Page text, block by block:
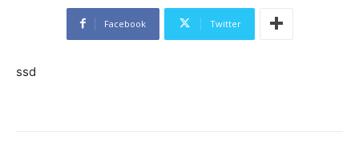
Facebook Twitter
ssd